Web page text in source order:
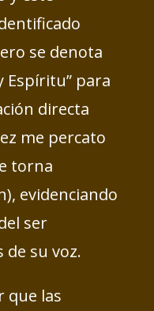
se denota
Espíritu” para
directa
me percato
torna
evidenciando
ser
su voz.
que las